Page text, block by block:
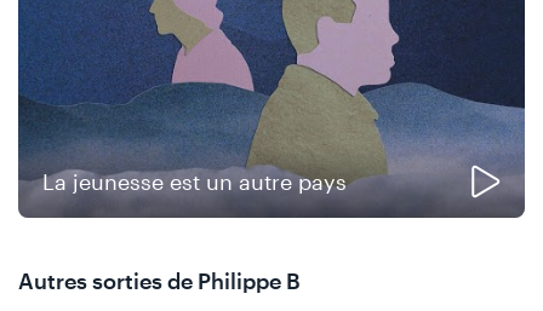
La jeunesse est un autre pays
Autres sorties de Philippe B